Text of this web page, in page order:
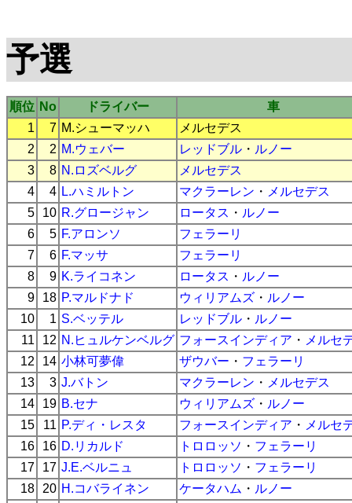
予選
順位 No ドライバー
車
1
7 M.シューマッハ
メルセデス
2
2 M.ウェバー レッドブル ・ ルノー
3
8 N.ロズベルグ
メルセデス
4
4 L.ハミルトン マクラーレン ・ メルセデス
5
10 R.グロージャン ロータス ・ ルノー
6
5 F.アロンソ
フェラーリ
7
6 F.マッサ
フェラーリ
8
9 K.ライコネン ロータス ・ ルノー
9
18 P.マルドナド ウィリアムズ ・ ルノー
10
1 S.ベッテル レッドブル ・ ルノー
11
12 N.ヒュルケンベルグ フォースインディア ・ メルセ
12
14 小林可夢偉 ザウバー ・ フェラーリ
13
3 J.バトン マクラーレン ・ メルセデス
14
19 B.セナ ウィリアムズ ・ ルノー
15
11 P.ディ・レスタ フォースインディア ・ メルセ
16
16 D.リカルド トロロッソ ・ フェラーリ
17
17 J.E.ベルニュ トロロッソ ・ フェラーリ
18
20 H.コバライネン ケータハム ・ ルノー